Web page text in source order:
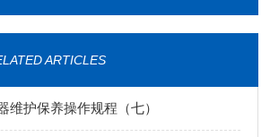
ARTICLES
维护保养操作规程（七）